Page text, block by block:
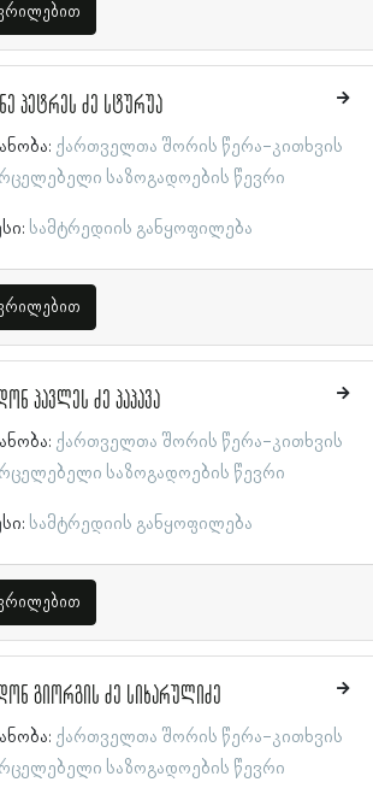
პეტრეს ძე სტურუა
ქართველთა შორის წერა-კითხვის
საზოგადოების წევრი
სამტრედიის განყოფილება
პავლეს ძე პაპავა
ქართველთა შორის წერა-კითხვის
საზოგადოების წევრი
სამტრედიის განყოფილება
გიორგის ძე სიხარულიძე
ქართველთა შორის წერა-კითხვის
საზოგადოების წევრი